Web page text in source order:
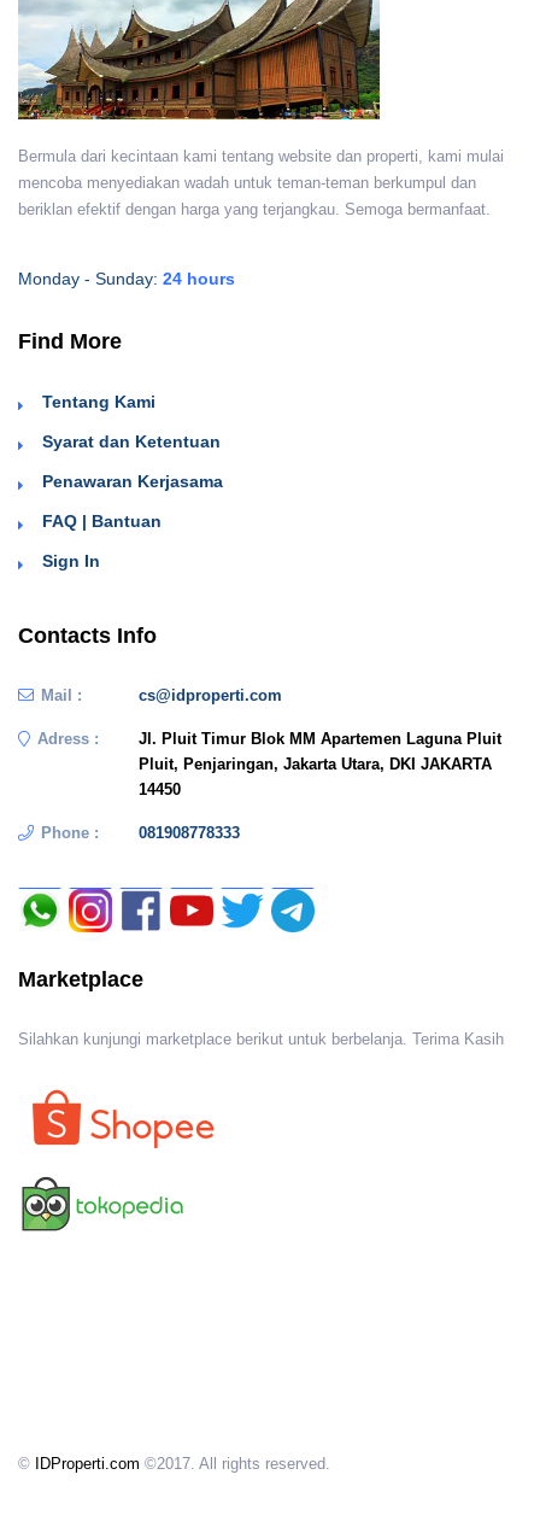
Bermula dari kecintaan kami tentang website dan properti, kami mulai
mencoba menyediakan wadah untuk teman-teman berkumpul dan
beriklan efektif dengan harga yang terjangkau. Semoga bermanfaat.
Monday - Sunday: 24 hours
Find More
Tentang Kami
Syarat dan Ketentuan
Penawaran Kerjasama
FAQ | Bantuan
Sign In
Contacts Info
Mail : cs@idproperti.com
Adress :
Jl. Pluit Timur Blok MM Apartemen Laguna Pluit
Pluit, Penjaringan, Jakarta Utara, DKI JAKARTA
14450
Phone : 081908778333
Marketplace
Silahkan kunjungi marketplace berikut untuk berbelanja. Terima Kasih
© IDProperti.com ©2017. All rights reserved.